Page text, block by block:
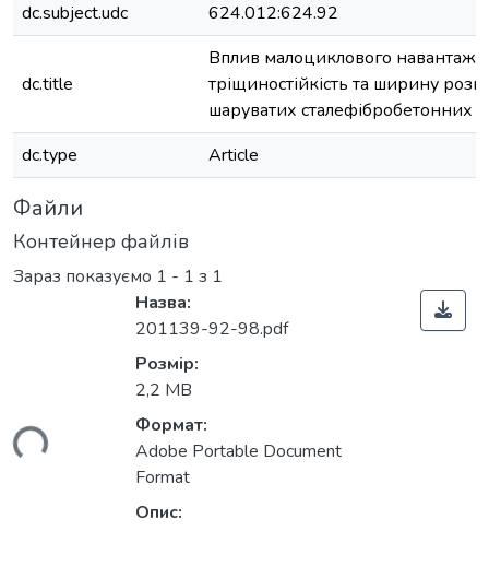
dc.subject.udc
624.012:624.92
dc.title
Вплив малоциклового
тріщиностійкість та ширину
шаруватих сталефібробетонних
dc.type
Article
Файли
Контейнер файлів
Зараз показуємо 1 - 1 з 1
Назва:
201139-92-98.pdf
Розмір:
2,2 MB
Формат:
Adobe Portable Document
Format
Опис: